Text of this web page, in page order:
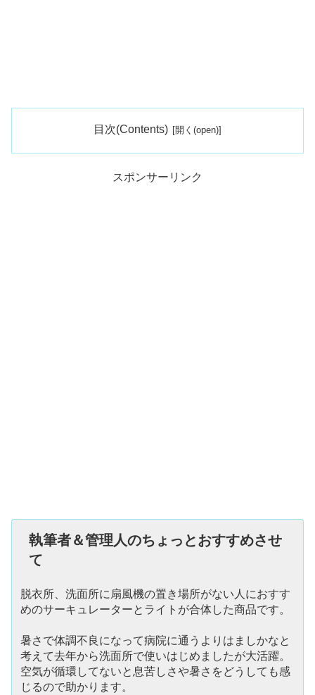
目次(Contents)
スポンサーリンク
執筆者＆管理人のちょっとおすすめさせ
て
脱衣所、洗面所に扇風機の置き場所がない人におすす
めのサーキュレーターとライトが合体した商品です。
暑さで体調不良になって病院に通うよりはましかなと
考えて去年から洗面所で使いはじめましたが大活躍。
空気が循環してないと息苦しさや暑さをどうしても感
じるので助かります。